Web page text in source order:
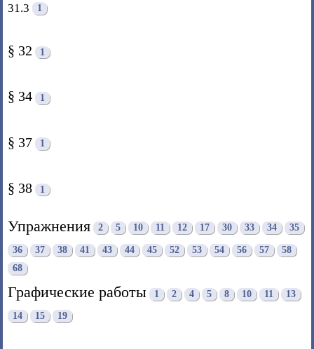
31.3 1
§ 32 1
§ 34 1
§ 37 1
§ 38 1
Упражнения 2 5 10 11 12 17 30 33 34 35
36 37 38 41 43 44 45 52 53 54 56 57
58
68
Графические работы 1 2 4 5 8 10 11 13
14 15 19